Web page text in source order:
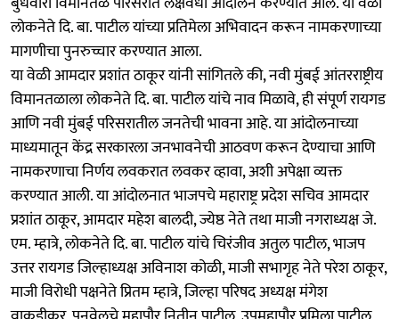
लोकनेते दि. बा. पाटील यांच्या प्रतिमेला अभिवादन करून नामकरणाच्या
मागणीचा पुनरुच्चार करण्यात आला.
या वेळी आमदार प्रशांत ठाकूर यांनी सांगितले की, नवी मुंबई आंतरराष्ट्रीय
विमानतळाला लोकनेते दि. बा. पाटील यांचे नाव मिळावे, ही संपूर्ण रायगड
आणि नवी मुंबई परिसरातील जनतेची भावना आहे. या आंदोलनाच्या
माध्यमातून केंद्र सरकारला जनभावनेची आठवण करून देण्याचा आणि
नामकरणाचा निर्णय लवकरात लवकर व्हावा, अशी अपेक्षा व्यक्त
करण्यात आली. या आंदोलनात भाजपचे महाराष्ट्र प्रदेश सचिव आमदार
प्रशांत ठाकूर, आमदार महेश बालदी, ज्येष्ठ नेते तथा माजी नगराध्यक्ष जे.
एम. म्हात्रे, लोकनेते दि. बा. पाटील यांचे चिरंजीव अतुल पाटील, भाजप
उत्तर रायगड जिल्हाध्यक्ष अविनाश कोळी, माजी सभागृह नेते परेश ठाकूर,
माजी विरोधी पक्षनेते प्रितम म्हात्रे, जिल्हा परिषद अध्यक्ष मंगेश